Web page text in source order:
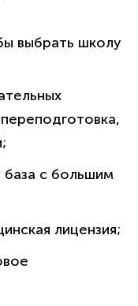
выбрать школу
база с большим
лицензия;